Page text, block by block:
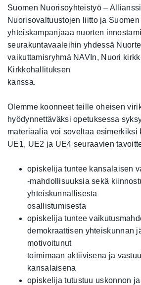
Suomen Nuorisoyhteistyö –
Nuorisovaltuustojen liitto ja
yhteiskampanjaaa nuorten
seurakuntavaaleihin yhdessä
vaikuttamisryhmä NAVIn, Nuori
Kirkkohallituksen
kanssa.
Olemme koonneet teille oheisen
hyödynnettäväksi opetuksessa
materiaalia voi soveltaa esimerkiksi
UE1, UE2 ja UE4 seuraavien
opiskelija tuntee kansalaisen
-mahdollisuuksia sekä
yhteiskunnallisesta
osallistumisesta
opiskelija tuntee
demokraattisen yhteiskunnan
motivoitunut
toimimaan aktiivisena ja
kansalaisena
opiskelija tutustuu uskonnon